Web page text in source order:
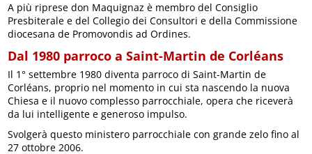
A più riprese don Maquignaz è membro del Consiglio
Presbiterale e del Collegio dei Consultori e della Commissione
diocesana de Promovondis ad Ordines.
Dal 1980 parroco a Saint-Martin de Corléans
Il 1° settembre 1980 diventa parroco di Saint-Martin de
Corléans, proprio nel momento in cui sta nascendo la nuova
Chiesa e il nuovo complesso parrocchiale, opera che riceverà
da lui intelligente e generoso impulso.
Svolgerà questo ministero parrocchiale con grande zelo fino al
27 ottobre 2006.